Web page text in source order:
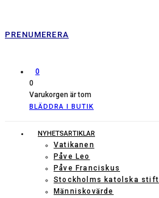
PRENUMERERA
0
0
Varukorgen är tom
BLÄDDRA I BUTIK
NYHETSARTIKLAR
Vatikanen
Påve Leo
Påve Franciskus
Stockholms katolska stift
Människovärde